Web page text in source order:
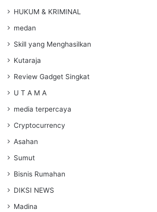
HUKUM & KRIMINAL
medan
Skill yang Menghasilkan
Kutaraja
Review Gadget Singkat
U T A M A
media terpercaya
Cryptocurrency
Asahan
Sumut
Bisnis Rumahan
DIKSI NEWS
Madina